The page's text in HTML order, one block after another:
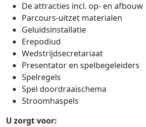
De attracties incl. op- en afbouw
Parcours-uitzet materialen
Geluidsinstallatie
Erepodiud
Wedstrijdsecretariaat
Presentator en spelbegeleiders
Spelregels
Spel doordraaischema
Stroomhaspels
U zorgt voor: